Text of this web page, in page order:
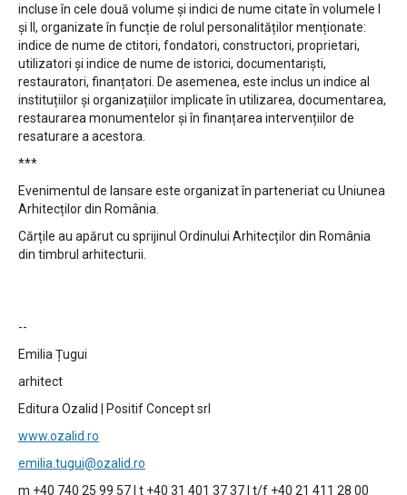
incluse în cele două volume și indici de nume citate în volumele I
și II, organizate în funcție de rolul personalităților menționate:
indice de nume de ctitori, fondatori, constructori, proprietari,
utilizatori și indice de nume de istorici, documentariști,
restauratori, finanțatori. De asemenea, este inclus un indice al
instituțiilor și organizațiilor implicate în utilizarea, documentarea,
restaurarea monumentelor și în finanțarea intervențiilor de
resaturare a acestora.
***
Evenimentul de lansare este organizat în parteneriat cu Uniunea
Arhitecților din România.
Cărțile au apărut cu sprijinul Ordinului Arhitecților din România
din timbrul arhitecturii.
--
Emilia Țugui
arhitect
Editura Ozalid | Positif Concept srl
www.ozalid.ro
emilia.tugui@ozalid.ro
m +40 740 25 99 57 | t +40 31 401 37 37 | t/f +40 21 411 28 00